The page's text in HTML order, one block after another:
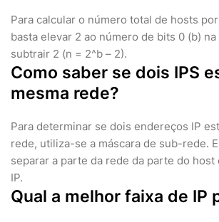
Para calcular o número total de hosts
basta elevar 2 ao número de bits 0 (b) na
subtrair 2 (n = 2^b – 2).
Como saber se dois IPS
mesma rede?
Para determinar se dois endereços IP
rede, utiliza-se a máscara de sub-rede.
separar a parte da rede da parte do host
IP.
Qual a melhor faixa de IP